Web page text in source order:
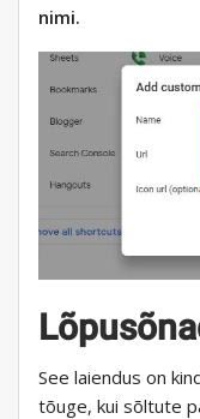
nimi.
See laiendus on
tõuge, kui sõltute